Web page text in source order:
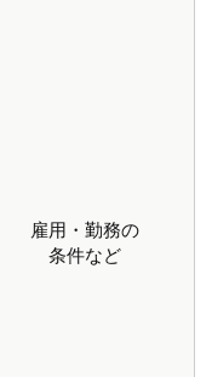
雇用・勤務の
条件など